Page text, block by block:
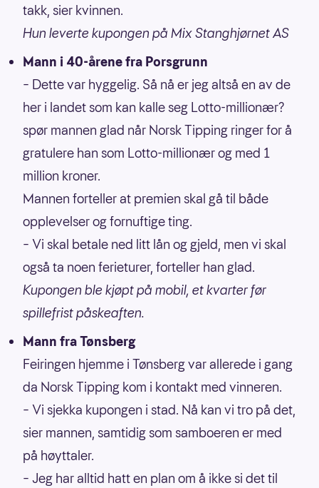
takk, sier kvinnen.
Hun leverte kupongen på Mix Stanghjørnet AS
Mann i 40-årene fra Porsgrunn
– Dette var hyggelig. Så nå er jeg altså en av de
her i landet som kan kalle seg Lotto-millionær?
spør mannen glad når Norsk Tipping ringer for å
gratulere han som Lotto-millionær og med 1
million kroner.
Mannen forteller at premien skal gå til både
opplevelser og fornuftige ting.
– Vi skal betale ned litt lån og gjeld, men vi skal
også ta noen ferieturer, forteller han glad.
Kupongen ble kjøpt på mobil, et kvarter før
spillefrist påskeaften.
Mann fra Tønsberg
Feiringen hjemme i Tønsberg var allerede i gang
da Norsk Tipping kom i kontakt med vinneren.
– Vi sjekka kupongen i stad. Nå kan vi tro på det,
sier mannen, samtidig som samboeren er med
på høyttaler.
– Jeg har alltid hatt en plan om å ikke si det til